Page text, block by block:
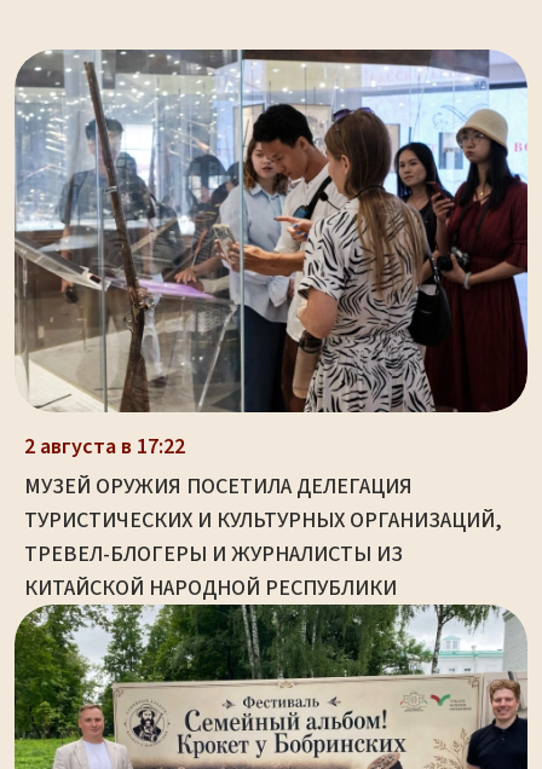
2 августа в 17:22
МУЗЕЙ ОРУЖИЯ ПОСЕТИЛА ДЕЛЕГАЦИЯ
ТУРИСТИЧЕСКИХ И КУЛЬТУРНЫХ ОРГАНИЗАЦИЙ,
ТРЕВЕЛ-БЛОГЕРЫ И ЖУРНАЛИСТЫ ИЗ
КИТАЙСКОЙ НАРОДНОЙ РЕСПУБЛИКИ